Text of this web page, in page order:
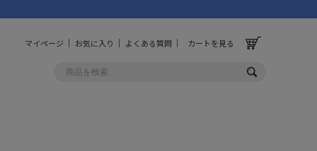
マイページ お気に入り よくある質問 カートを見る